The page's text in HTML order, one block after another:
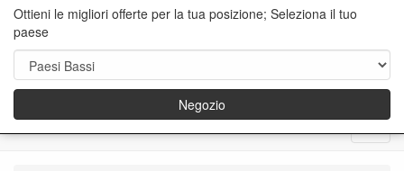
Menu
Ottieni le migliori offerte per la tua posizione; Seleziona il tuo
paese
Negozio